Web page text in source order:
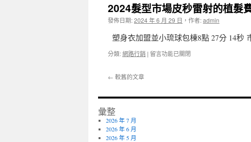
程
白
內
中
廚
房
翻
修
設
計
公
車
美
容
獨
家
桃
款
2024髮型市場皮秒雷射的植髮
發佈日期:2024 年 6 月 29 日 ， 作者:admin
塑身衣加盟並小琉球包棟8點 27分 14秒
分類:網路行銷 | 在
場
留言功能已關閉
← 較舊的文章
彙整
2026 年 7 月
2026 年 6 月
2026 年 5 月